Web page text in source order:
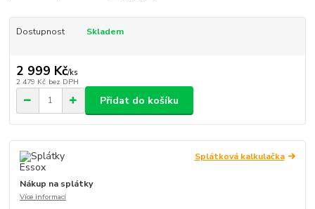
Dostupnost Skladem
2 999 Kč/ks
2 479 Kč bez DPH
Přidat do košíku
Splátková kalkulačka
Nákup na splátky
Více informací